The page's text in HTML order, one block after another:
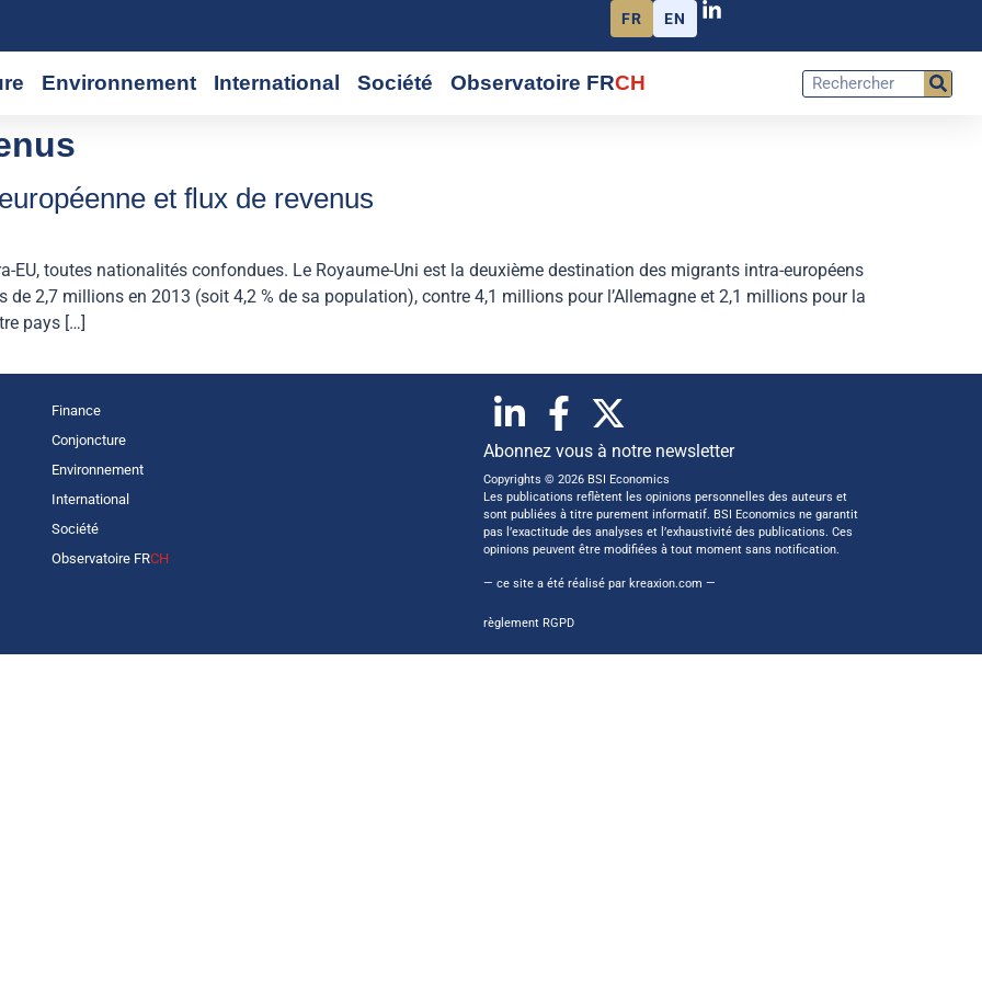
FR EN
Environnement International Société Observatoire FRCH
et flux de revenus
EU, toutes nationalités confondues. Le Royaume-Uni est la deuxième destination des migrants intra-européens
de 2,7 millions en 2013 (soit 4,2 % de sa population), contre 4,1 millions pour l’Allemagne et 2,1 millions pour la
pays […]
Finance
Conjoncture
Environnement
International
Société
Observatoire FRCH
Abonnez vous à notre newsletter
Copyrights © 2026 BSI Economics
Les publications reflètent les opinions personnelles des auteurs et
sont publiées à titre purement informatif. BSI Economics ne garantit
pas l’exactitude des analyses et l’exhaustivité des publications. Ces
opinions peuvent être modifiées à tout moment sans notification.
— ce site a été réalisé par kreaxion.com —
règlement RGPD